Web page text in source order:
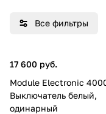
Все фильтры
17 600 руб.
Module Electronic
Выключатель белый,
одинарный